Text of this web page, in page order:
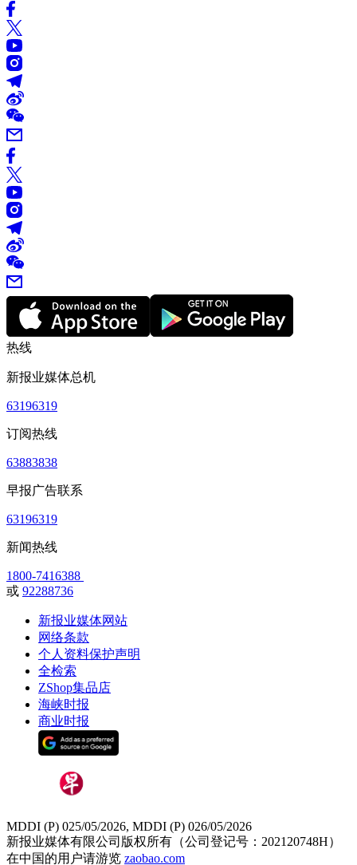
热线
新报业媒体总机
63196319
订阅热线
63883838
早报广告联系
63196319
新闻热线
1800-7416388
或 92288736
新报业媒体网站
网络条款
个人资料保护声明
全检索
ZShop集品店
海峡时报
商业时报
MDDI (P) 025/05/2026, MDDI (P) 026/05/2026
新报业媒体有限公司版权所有（公司登记号：202120748H）
在中国的用户请游览 zaobao.com